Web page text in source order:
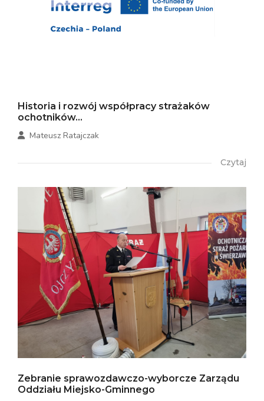
Historia i rozwój współpracy strażaków
ochotników...
Mateusz Ratajczak
Czytaj
Zebranie sprawozdawczo-wyborcze Zarządu
Oddziału Miejsko-Gminnego